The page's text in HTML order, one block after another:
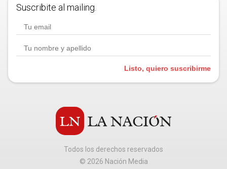
Suscribite al mailing.
Listo, quiero suscribirme
Todos los derechos reservados
© 2026 Nación Media